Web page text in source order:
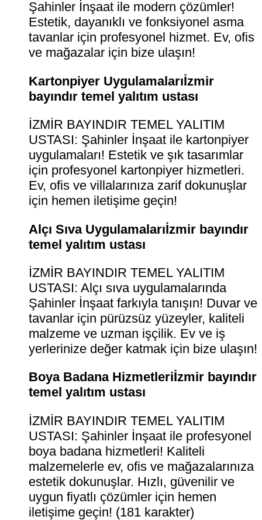
Şahinler İnşaat ile modern çözümler!
Estetik, dayanıklı ve fonksiyonel asma
tavanlar için profesyonel hizmet. Ev, ofis
ve mağazalar için bize ulaşın!
Kartonpiyer Uygulamalarıİzmir
bayındır temel yalıtım ustası
İZMİR BAYINDIR TEMEL YALITIM
USTASI: Şahinler İnşaat ile kartonpiyer
uygulamaları! Estetik ve şık tasarımlar
için profesyonel kartonpiyer hizmetleri.
Ev, ofis ve villalarınıza zarif dokunuşlar
için hemen iletişime geçin!
Alçı Sıva Uygulamalarıİzmir bayındır
temel yalıtım ustası
İZMİR BAYINDIR TEMEL YALITIM
USTASI: Alçı sıva uygulamalarında
Şahinler İnşaat farkıyla tanışın! Duvar ve
tavanlar için pürüzsüz yüzeyler, kaliteli
malzeme ve uzman işçilik. Ev ve iş
yerlerinize değer katmak için bize ulaşın!
Boya Badana Hizmetleriİzmir bayındır
temel yalıtım ustası
İZMİR BAYINDIR TEMEL YALITIM
USTASI: Şahinler İnşaat ile profesyonel
boya badana hizmetleri! Kaliteli
malzemelerle ev, ofis ve mağazalarınıza
estetik dokunuşlar. Hızlı, güvenilir ve
uygun fiyatlı çözümler için hemen
iletişime geçin! (181 karakter)